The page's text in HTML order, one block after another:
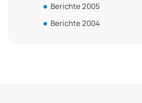
Berichte 2005
Berichte 2004